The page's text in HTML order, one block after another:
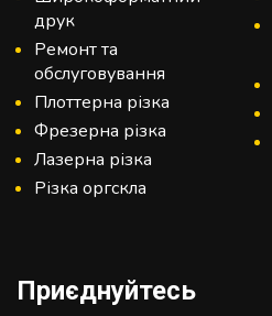
друк
Ремонт та
обслуговування
Плоттерна різка
Фрезерна різка
Лазерна різка
Різка оргскла
Приєднуйтесь